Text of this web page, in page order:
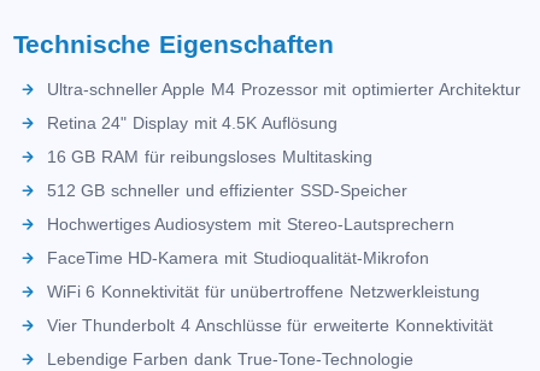
Technische Eigenschaften
Ultra-schneller Apple M4 Prozessor mit optimierter Architektur
Retina 24" Display mit 4.5K Auflösung
16 GB RAM für reibungsloses Multitasking
512 GB schneller und effizienter SSD-Speicher
Hochwertiges Audiosystem mit Stereo-Lautsprechern
FaceTime HD-Kamera mit Studioqualität-Mikrofon
WiFi 6 Konnektivität für unübertroffene Netzwerkleistung
Vier Thunderbolt 4 Anschlüsse für erweiterte Konnektivität
Lebendige Farben dank True-Tone-Technologie